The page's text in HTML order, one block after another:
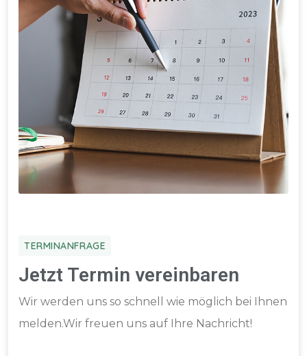
TERMINANFRAGE
Jetzt Termin vereinbaren
Wir werden uns so schnell wie möglich bei Ihnen
melden.Wir freuen uns auf Ihre Nachricht!